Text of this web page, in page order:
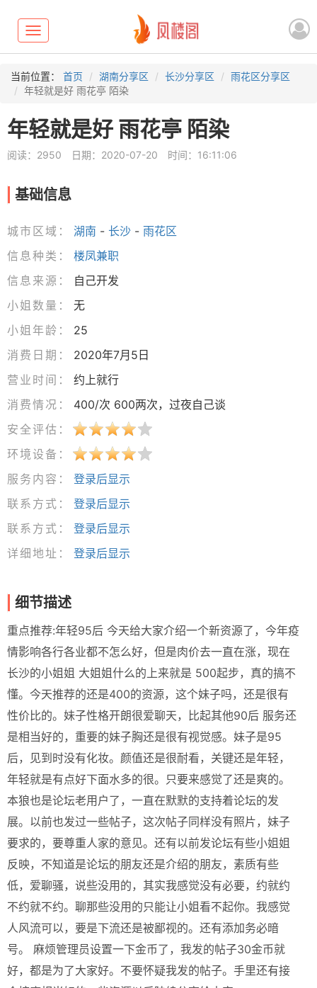
Toggle
navigation
当前位置： 首页 湖南分享区 长沙分享区
雨花区分享区
年轻就是好 雨花亭 陌染
年轻就是好 雨花亭 陌染
阅读：2950 日期：2020-07-20 时间：16:11:06
基础信息
城市区域： 湖南 - 长沙 - 雨花区
信息种类：
楼凤兼职
信息来源：
自己开发
小姐数量：
无
小姐年龄：
25
消费日期：
2020年7月5日
营业时间：
约上就行
消费情况：
400/次 600两次，过夜自己谈
安全评估：
环境设备：
服务内容：
登录后显示
联系方式：
登录后显示
联系方式：
登录后显示
详细地址：
登录后显示
细节描述
重点推荐:年轻95后 今天给大家介绍一个新资源了，今年疫
情影响各行各业都不怎么好，但是肉价去一直在涨，现在
长沙的小姐姐 大姐姐什么的上来就是 500起步，真的搞不
懂。今天推荐的还是400的资源，这个妹子吗，还是很有
性价比的。妹子性格开朗很爱聊天，比起其他90后 服务还
是相当好的，重要的妹子胸还是很有视觉感。妹子是95
后，见到时没有化妆。颜值还是很耐看，关键还是年轻，
年轻就是有点好下面水多的很。只要来感觉了还是爽的。
本狼也是论坛老用户了，一直在默默的支持着论坛的发
展。以前也发过一些帖子，这次帖子同样没有照片，妹子
要求的，要尊重人家的意见。还有以前发论坛有些小姐姐
反映，不知道是论坛的朋友还是介绍的朋友，素质有些
低，爱聊骚，说些没用的，其实我感觉没有必要，约就约
不约就不约。聊那些没用的只能让小姐看不起你。我感觉
人风流可以，要是下流还是被鄙视的。还有添加务必暗
号。 麻烦管理员设置一下金币了，我发的帖子30金币就
好，都是为了大家好。不要怀疑我发的帖子。手里还有接